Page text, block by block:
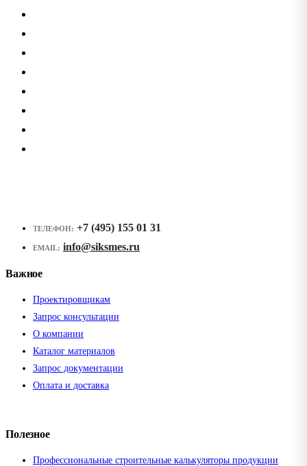
ТЕЛЕФОН: +7 (495) 155 01 31
EMAIL: info@siksmes.ru
Важное
Проектировщикам
Запрос консультации
О компании
Каталог материалов
Запрос документации
Оплата и доставка
Полезное
Профессиональные строительные калькуляторы продукции